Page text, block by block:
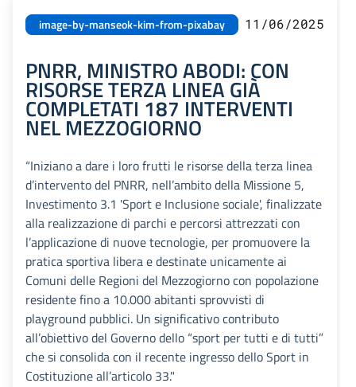
image-by-manseok-kim-from-pixabay 11/06/2025
PNRR, MINISTRO ABODI: CON
RISORSE TERZA LINEA GIÀ
COMPLETATI 187 INTERVENTI
NEL MEZZOGIORNO
“Iniziano a dare i loro frutti le risorse della terza linea
d’intervento del PNRR, nell’ambito della Missione 5,
Investimento 3.1 'Sport e Inclusione sociale', finalizzate
alla realizzazione di parchi e percorsi attrezzati con
l’applicazione di nuove tecnologie, per promuovere la
pratica sportiva libera e destinate unicamente ai
Comuni delle Regioni del Mezzogiorno con popolazione
residente fino a 10.000 abitanti sprovvisti di
playground pubblici. Un significativo contributo
all’obiettivo del Governo dello “sport per tutti e di tutti”
che si consolida con il recente ingresso dello Sport in
Costituzione all’articolo 33."